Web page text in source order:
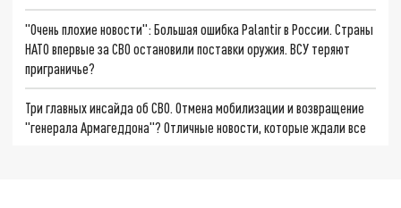
"Очень плохие новости": Большая ошибка Palantir в России. Страны
НАТО впервые за СВО остановили поставки оружия. ВСУ теряют
приграничье?
Три главных инсайда об СВО. Отмена мобилизации и возвращение
"генерала Армагеддона"? Отличные новости, которые ждали все